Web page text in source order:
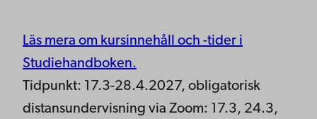
Läs mera om kursinnehåll och -tider i
Studiehandboken.
Tidpunkt: 17.3-28.4.2027, obligatorisk
distansundervisning via Zoom: 17.3, 24.3,